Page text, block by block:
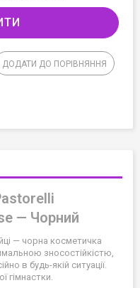
ДОДАТИ ДО ПОРІВНЯННЯ
— Чорний
— чорна косметичка
зносостійкістю,
в будь-якій ситуації.
гімнастки.